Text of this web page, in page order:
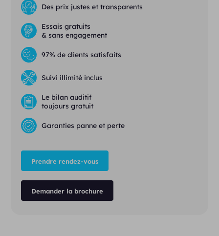
Des prix justes et transparents
Essais gratuits
& sans engagement
97% de clients satisfaits
Suivi illimité inclus
Le bilan auditif
toujours gratuit
Garanties panne et perte
Prendre rendez-vous
Demander la brochure